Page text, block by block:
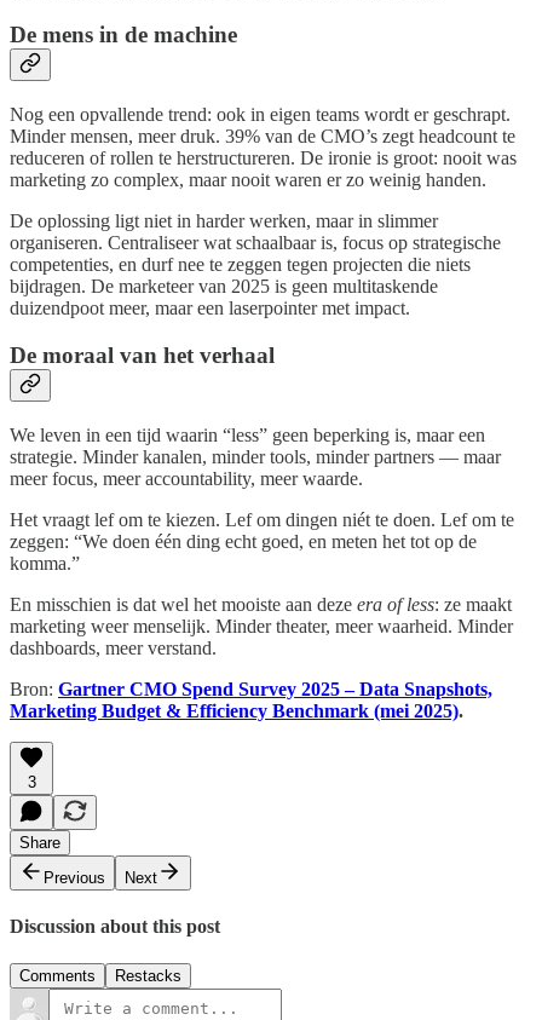
De mens in de machine
Nog een opvallende trend: ook in eigen teams wordt er geschrapt.
Minder mensen, meer druk. 39% van de CMO’s zegt headcount te
reduceren of rollen te herstructureren. De ironie is groot: nooit was
marketing zo complex, maar nooit waren er zo weinig handen.
De oplossing ligt niet in harder werken, maar in slimmer
organiseren. Centraliseer wat schaalbaar is, focus op strategische
competenties, en durf nee te zeggen tegen projecten die niets
bijdragen. De marketeer van 2025 is geen multitaskende
duizendpoot meer, maar een laserpointer met impact.
De moraal van het verhaal
We leven in een tijd waarin “less” geen beperking is, maar een
strategie. Minder kanalen, minder tools, minder partners — maar
meer focus, meer accountability, meer waarde.
Het vraagt lef om te kiezen. Lef om dingen niét te doen. Lef om te
zeggen: “We doen één ding echt goed, en meten het tot op de
komma.”
En misschien is dat wel het mooiste aan deze era of less: ze maakt
marketing weer menselijk. Minder theater, meer waarheid. Minder
dashboards, meer verstand.
Bron: Gartner CMO Spend Survey 2025 – Data Snapshots,
Marketing Budget & Efficiency Benchmark (mei 2025).
3
Share
Previous
Next
Discussion about this post
Comments Restacks